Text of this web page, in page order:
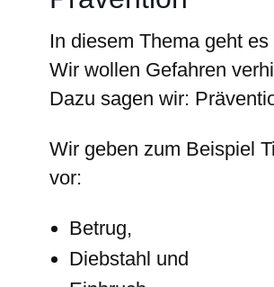
In diesem Thema geht
Wir wollen Gefahren
Dazu sagen wir:
Wir geben zum Beispiel
vor:
Betrug,
Diebstahl und